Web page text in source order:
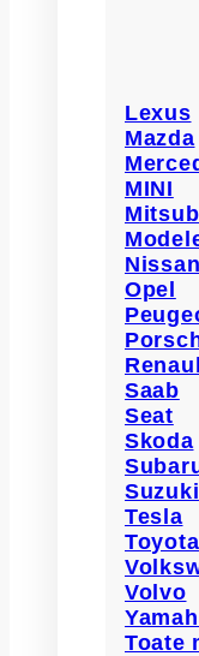
Lexus
Mazda
MINI
Nissan
Opel
Saab
Seat
Skoda
Suzuki
Tesla
Toyota
Volvo
Toate